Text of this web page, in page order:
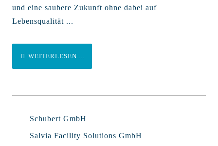
und eine saubere Zukunft ohne dabei auf
Lebensqualität ...
WEITERLESEN ...
Schubert GmbH
Salvia Facility Solutions GmbH